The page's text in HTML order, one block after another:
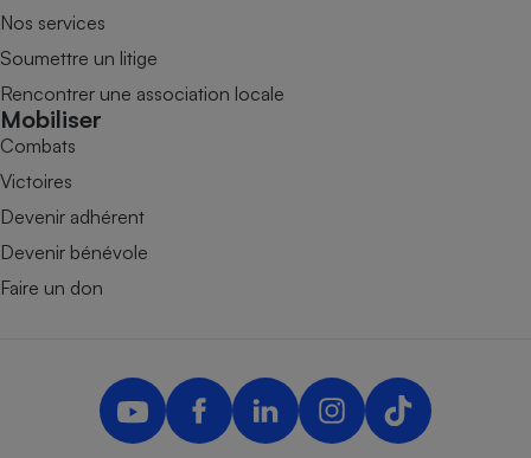
Nos services
Soumettre un litige
Rencontrer une association locale
Mobiliser
Combats
Victoires
Devenir adhérent
Devenir bénévole
Faire un don